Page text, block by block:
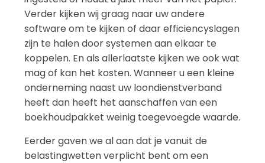
Verder kijken wij graag naar uw andere
software om te kijken of daar efficiencyslagen
zijn te halen door systemen aan elkaar te
koppelen. En als allerlaatste kijken we ook wat
mag of kan het kosten. Wanneer u een kleine
onderneming naast uw loondienstverband
heeft dan heeft het aanschaffen van een
boekhoudpakket weinig toegevoegde waarde.
Eerder gaven we al aan dat je vanuit de
belastingwetten verplicht bent om een